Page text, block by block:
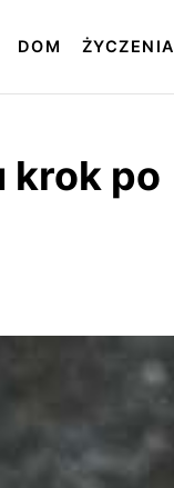
DOM ŻYCZENIA
krok po